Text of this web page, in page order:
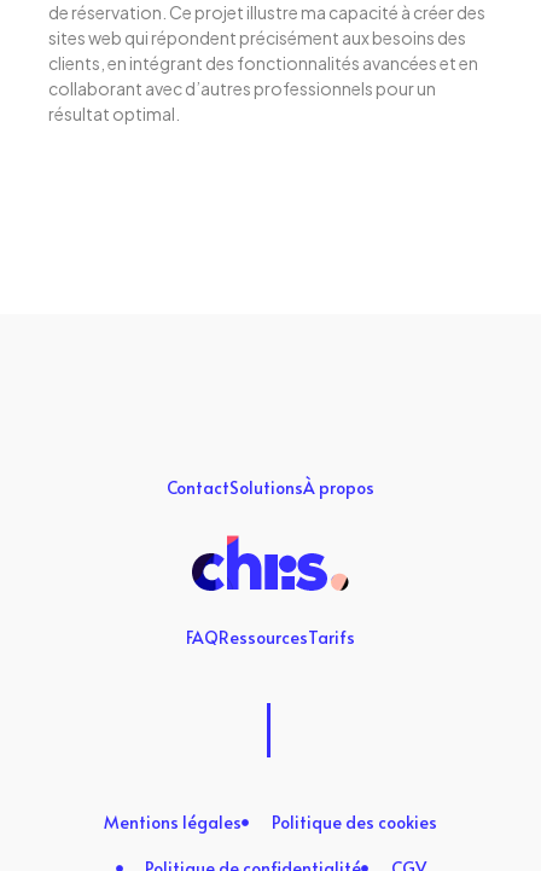
de réservation. Ce projet illustre ma capacité à créer des
sites web qui répondent précisément aux besoins des
clients, en intégrant des fonctionnalités avancées et en
collaborant avec d’autres professionnels pour un
résultat optimal.
ContactSolutionsÀ propos
FAQRessourcesTarifs
Mentions légales
Politique des cookies